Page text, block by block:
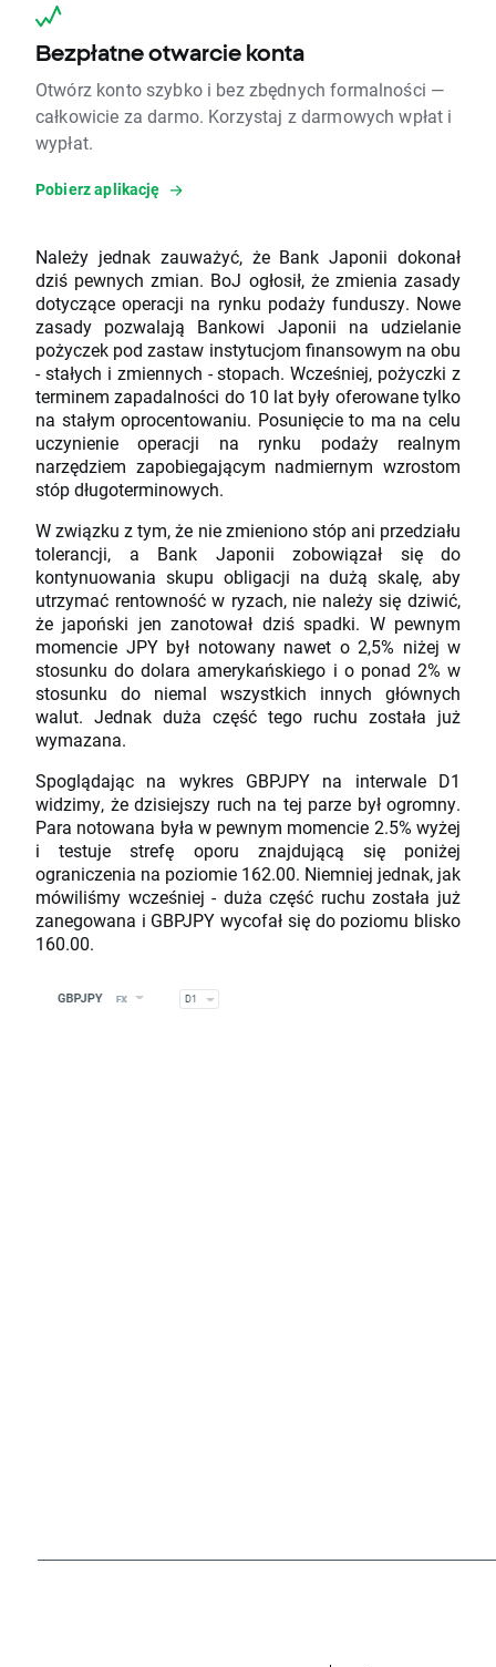
Bezpłatne otwarcie konta
Otwórz konto szybko i bez zbędnych formalności —
całkowicie za darmo. Korzystaj z darmowych wpłat i
wypłat.
Pobierz aplikację
Należy jednak zauważyć, że Bank Japonii dokonał
dziś pewnych zmian. BoJ ogłosił, że zmienia zasady
dotyczące operacji na rynku podaży funduszy. Nowe
zasady pozwalają Bankowi Japonii na udzielanie
pożyczek pod zastaw instytucjom finansowym na obu
- stałych i zmiennych - stopach. Wcześniej, pożyczki z
terminem zapadalności do 10 lat były oferowane tylko
na stałym oprocentowaniu. Posunięcie to ma na celu
uczynienie operacji na rynku podaży realnym
narzędziem zapobiegającym nadmiernym wzrostom
stóp długoterminowych.
W związku z tym, że nie zmieniono stóp ani przedziału
tolerancji, a Bank Japonii zobowiązał się do
kontynuowania skupu obligacji na dużą skalę, aby
utrzymać rentowność w ryzach, nie należy się dziwić,
że japoński jen zanotował dziś spadki. W pewnym
momencie JPY był notowany nawet o 2,5% niżej w
stosunku do dolara amerykańskiego i o ponad 2% w
stosunku do niemal wszystkich innych głównych
walut. Jednak duża część tego ruchu została już
wymazana.
Spoglądając na wykres GBPJPY na interwale D1
widzimy, że dzisiejszy ruch na tej parze był ogromny.
Para notowana była w pewnym momencie 2.5% wyżej
i testuje strefę oporu znajdującą się poniżej
ograniczenia na poziomie 162.00. Niemniej jednak, jak
mówiliśmy wcześniej - duża część ruchu została już
zanegowana i GBPJPY wycofał się do poziomu blisko
160.00.